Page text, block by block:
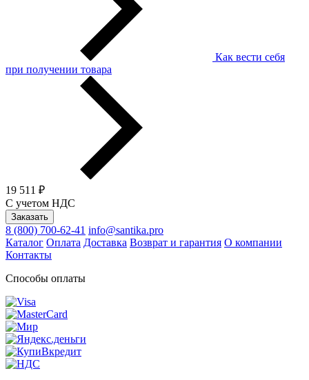
Как вести себя
при получении товара
19 511 ₽
С учетом НДС
Заказать
8 (800) 700-62-41 info@santika.pro
Каталог Оплата Доставка Возврат и гарантия О компании
Контакты
Способы оплаты